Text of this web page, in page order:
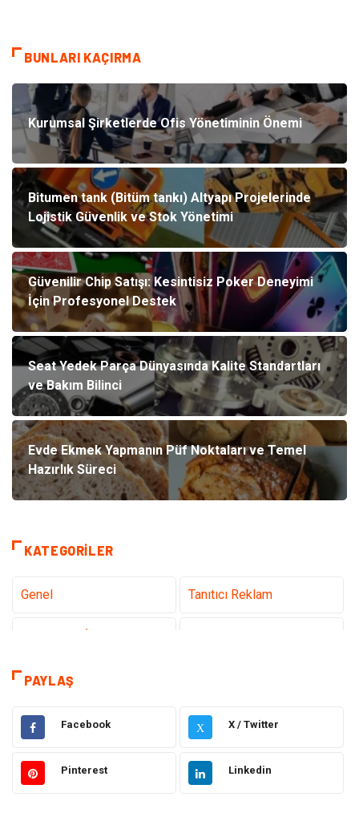
BUNLARI KAÇIRMA
Kurumsal Şirketlerde Ofis Yönetiminin Önemi
Bitumen tank (Bitüm tankı) Altyapı Projelerinde
Lojistik Güvenlik ve Stok Yönetimi
Güvenilir Chip Satışı: Kesintisiz Poker Deneyimi
İçin Profesyonel Destek
Seat Yedek Parça Dünyasında Kalite Standartları
ve Bakım Bilinci
Evde Ekmek Yapmanın Püf Noktaları ve Temel
Hazırlık Süreci
KATEGORILER
Genel Tanıtıcı Reklam
Teknoloji & İnternet
Hizmet
Hukuk Emlak
Otomotiv Sağlıklı Yaşam
PAYLAŞ
Facebook X X / Twitter
Pinterest Linkedin